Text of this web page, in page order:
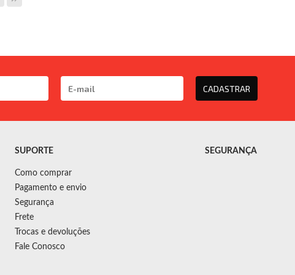
CADASTRAR
SUPORTE
Como comprar
Pagamento e envio
Segurança
Frete
Trocas e devoluções
Fale Conosco
SEGURANÇA